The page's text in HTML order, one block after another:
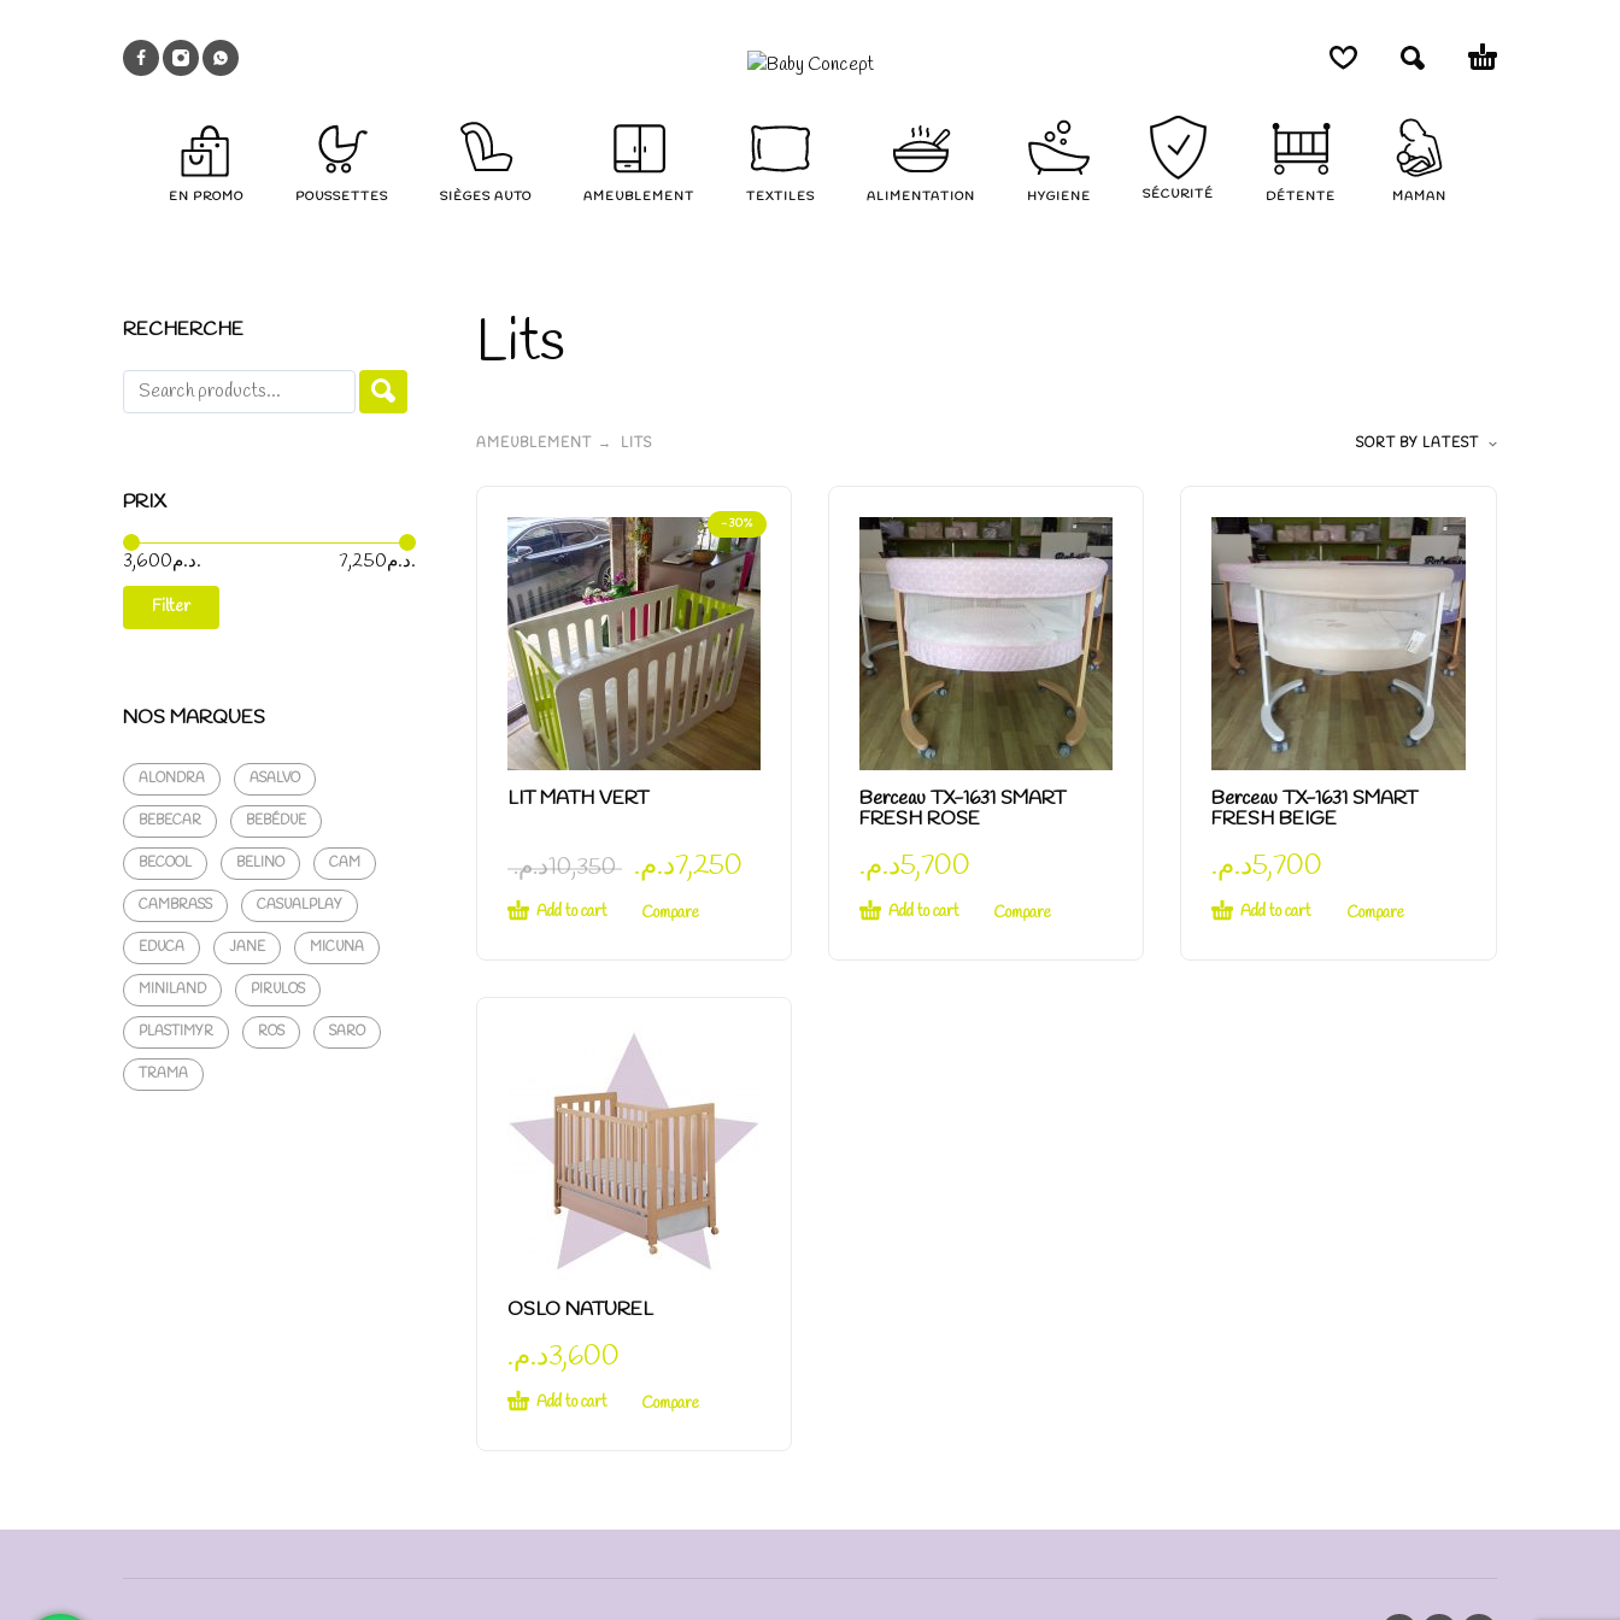
EN PROMO POUSSETTES SIÈGES AUTO AMEUBLEMENT TEXTILES ALIMENTATION HYGIENE SÉCURITÉ DÉTENTE MAMAN
RECHERCHE
PRIX
Filter
3,600د.م. 7,250د.م.
NOS MARQUES
ALONDRA ASALVO
BEBECAR BEBÉDUE
BECOOL BELINO CAM
CAMBRASS CASUALPLAY
EDUCA JANE MICUNA
MINILAND PIRULOS
PLASTIMYR ROS SARO
TRAMA
Lits
AMEUBLEMENT LITS SORT BY LATEST
-30%
LIT MATH VERT
10,350د.م. 7,250د.م.
Add to cart Compare
Berceau TX-1631 SMART
FRESH ROSE
5,700د.م.
Add to cart Compare
Berceau TX-1631 SMART
FRESH BEIGE
5,700د.م.
Add to cart Compare
OSLO NATUREL
3,600د.م.
Add to cart Compare